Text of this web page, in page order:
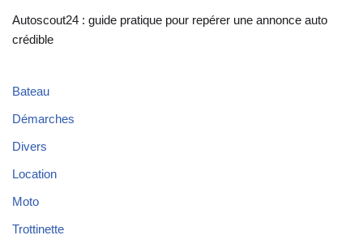
Autoscout24 : guide pratique pour repérer une annonce auto
crédible
Bateau
Démarches
Divers
Location
Moto
Trottinette